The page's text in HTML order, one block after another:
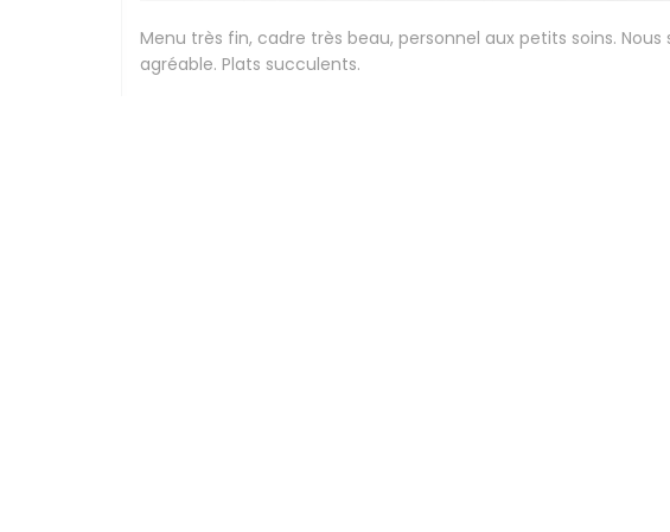
Menu très fin, cadre très beau, personnel aux petits soins.
agréable. Plats succulents.